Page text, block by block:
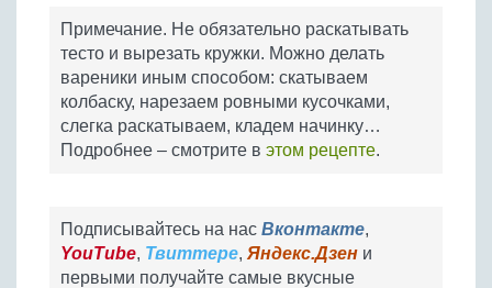
Примечание. Не обязательно раскатывать
тесто и вырезать кружки. Можно делать
вареники иным способом: скатываем
колбаску, нарезаем ровными кусочками,
слегка раскатываем, кладем начинку…
Подробнее – смотрите в этом рецепте.
Подписывайтесь на нас Вконтакте,
YouTube, Твиттере, Яндекс.Дзен и
первыми получайте самые вкусные